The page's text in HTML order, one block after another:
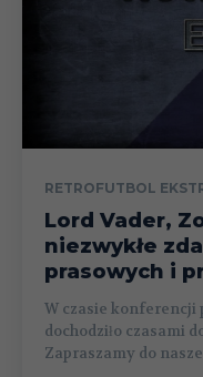
RETROFUTBOL
Lord Vader,
niezwykłe
prasowych i
W czasie konferencji
dochodziło czasami
Zapraszamy do